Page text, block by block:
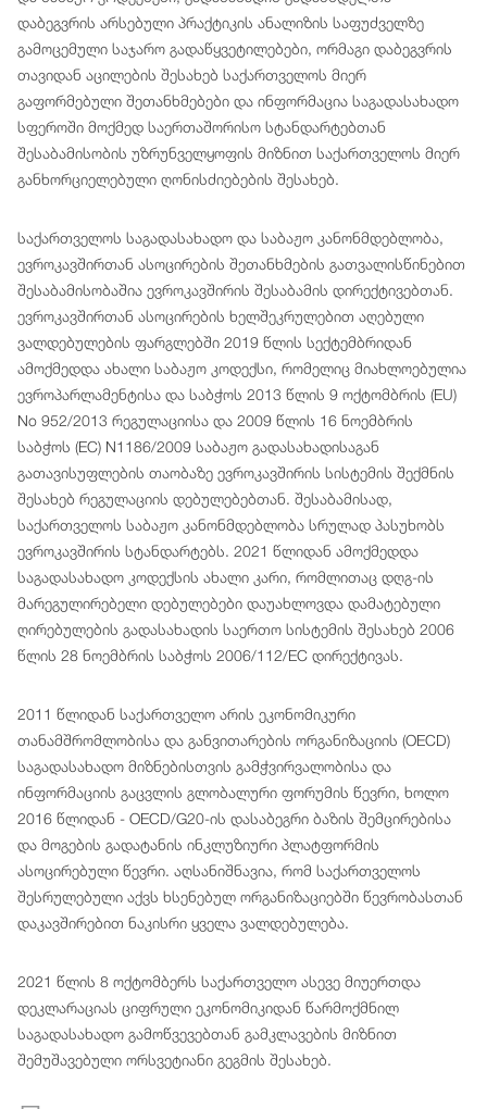
დაბეგვრის არსებული პრაქტიკის ანალიზის საფუძველზე
გამოცემული საჯარო გადაწყვეტილებები, ორმაგი დაბეგვრის
თავიდან აცილების შესახებ საქართველოს მიერ
გაფორმებული შეთანხმებები და ინფორმაცია საგადასახადო
სფეროში მოქმედ საერთაშორისო სტანდარტებთან
შესაბამისობის უზრუნველყოფის მიზნით საქართველოს მიერ
განხორციელებული ღონისძიებების შესახებ.
საქართველოს საგადასახადო და საბაჟო კანონმდებლობა,
ევროკავშირთან ასოცირების შეთანხმების გათვალისწინებით
შესაბამისობაშია ევროკავშირის შესაბამის დირექტივებთან.
ევროკავშირთან ასოცირების ხელშეკრულებით აღებული
ვალდებულების ფარგლებში 2019 წლის სექტემბრიდან
ამოქმედდა ახალი საბაჟო კოდექსი, რომელიც მიახლოებულია
ევროპარლამენტისა და საბჭოს 2013 წლის 9 ოქტომბრის (EU)
No 952/2013 რეგულაციისა და 2009 წლის 16 ნოემბრის
საბჭოს (EC) N1186/2009 საბაჟო გადასახადისაგან
გათავისუფლების თაობაზე ევროკავშირის სისტემის შექმნის
შესახებ რეგულაციის დებულებებთან. შესაბამისად,
საქართველოს საბაჟო კანონმდებლობა სრულად პასუხობს
ევროკავშირის სტანდარტებს. 2021 წლიდან ამოქმედდა
საგადასახადო კოდექსის ახალი კარი, რომლითაც დღგ-ის
მარეგულირებელი დებულებები დაუახლოვდა დამატებული
ღირებულების გადასახადის საერთო სისტემის შესახებ 2006
წლის 28 ნოემბრის საბჭოს 2006/112/EC დირექტივას.
2011 წლიდან საქართველო არის ეკონომიკური
თანამშრომლობისა და განვითარების ორგანიზაციის (OECD)
საგადასახადო მიზნებისთვის გამჭვირვალობისა და
ინფორმაციის გაცვლის გლობალური ფორუმის წევრი, ხოლო
2016 წლიდან - OECD/G20-ის დასაბეგრი ბაზის შემცირებისა
და მოგების გადატანის ინკლუზიური პლატფორმის
ასოცირებული წევრი. აღსანიშნავია, რომ საქართველოს
შესრულებული აქვს ხსენებულ ორგანიზაციებში წევრობასთან
დაკავშირებით ნაკისრი ყველა ვალდებულება.
2021 წლის 8 ოქტომბერს საქართველო ასევე მიუერთდა
დეკლარაციას ციფრული ეკონომიკიდან წარმოქმნილ
საგადასახადო გამოწვევებთან გამკლავების მიზნით
შემუშავებული ორსვეტიანი გეგმის შესახებ.